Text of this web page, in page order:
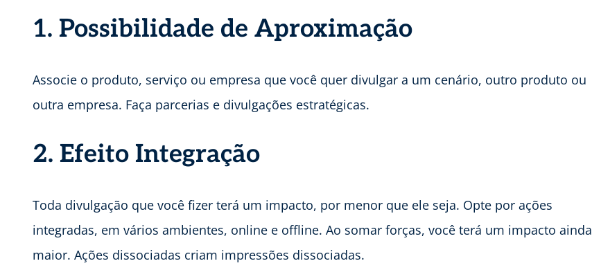
1. Possibilidade de Aproximação
Associe o produto, serviço ou empresa que você quer divulgar a um cenário, outro produto ou
outra empresa. Faça parcerias e divulgações estratégicas.
2. Efeito Integração
Toda divulgação que você fizer terá um impacto, por menor que ele seja. Opte por ações
integradas, em vários ambientes, online e offline. Ao somar forças, você terá um impacto ainda
maior. Ações dissociadas criam impressões dissociadas.